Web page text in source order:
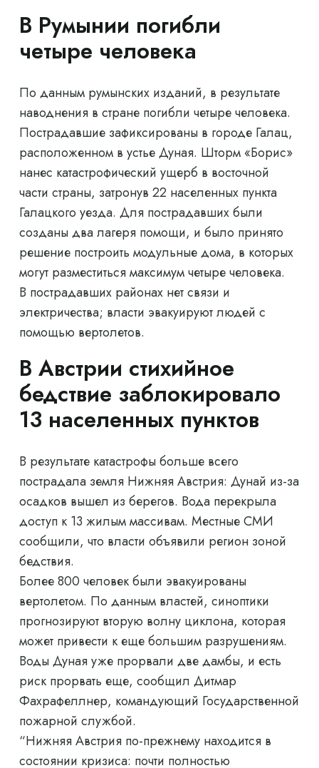
В Румынии погибли
четыре человека
По данным румынских изданий, в результате
наводнения в стране погибли четыре человека.
Пострадавшие зафиксированы в городе Галац,
расположенном в устье Дуная. Шторм «Борис»
нанес катастрофический ущерб в восточной
части страны, затронув 22 населенных пункта
Галацкого уезда. Для пострадавших были
созданы два лагеря помощи, и было принято
решение построить модульные дома, в которых
могут разместиться максимум четыре человека.
В пострадавших районах нет связи и
электричества; власти эвакуируют людей с
помощью вертолетов.
В Австрии стихийное
бедствие заблокировало
13 населенных пунктов
В результате катастрофы больше всего
пострадала земля Нижняя Австрия: Дунай из-за
осадков вышел из берегов. Вода перекрыла
доступ к 13 жилым массивам. Местные СМИ
сообщили, что власти объявили регион зоной
бедствия.
Более 800 человек были эвакуированы
вертолетом. По данным властей, синоптики
прогнозируют вторую волну циклона, которая
может привести к еще большим разрушениям.
Воды Дуная уже прорвали две дамбы, и есть
риск прорвать еще, сообщил Дитмар
Фахрафеллнер, командующий Государственной
пожарной службой.
“Нижняя Австрия по-прежнему находится в
состоянии кризиса: почти полностью